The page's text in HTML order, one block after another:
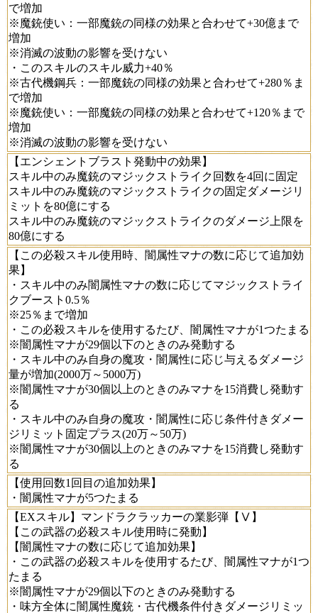
で増加
※魔銃使い：一部魔銃の同様の効果と合わせて+30億まで
増加
※消滅の波動の影響を受けない
・このスキルのスキル威力+40％
※古代機鋼兵：一部魔銃の同様の効果と合わせて+280％ま
で増加
※魔銃使い：一部魔銃の同様の効果と合わせて+120％まで
増加
※消滅の波動の影響を受けない
【エンシェントブラスト発動中の効果】
スキル中のみ魔銃のマジックストライク回数を4回に固定
スキル中のみ魔銃のマジックストライクの固定ダメージリ
ミットを80億にする
スキル中のみ魔銃のマジックストライクのダメージ上限を
80億にする
【この必殺スキル使用時、闇属性マナの数に応じて追加効
果】
・スキル中のみ闇属性マナの数に応じてマジックストライ
クブースト0.5％
※25％まで増加
・この必殺スキルを使用するたび、闇属性マナが1つたまる
※闇属性マナが29個以下のときのみ発動する
・スキル中のみ自身の魔攻・闇属性に応じ与えるダメージ
量が増加(2000万～5000万)
※闇属性マナが30個以上のときのみマナを15消費し発動す
る
・スキル中のみ自身の魔攻・闇属性に応じ条件付きダメー
ジリミット固定プラス(20万～50万)
※闇属性マナが30個以上のときのみマナを15消費し発動す
る
【使用回数1回目の追加効果】
・闇属性マナが5つたまる
【EXスキル】マンドラクラッカーの業影弾【Ⅴ】
【この武器の必殺スキル使用時に発動】
【闇属性マナの数に応じて追加効果】
・この武器の必殺スキルを使用するたび、闇属性マナが1つ
たまる
※闇属性マナが29個以下のときのみ発動する
・味方全体に闇属性魔銃・古代機条件付きダメージリミッ